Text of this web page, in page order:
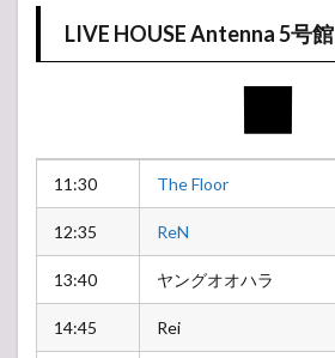
LIVE HOUSE Antenna 5号館
11:30 The Floor
12:35 ReN
13:40 ヤングオオハラ
14:45 Rei